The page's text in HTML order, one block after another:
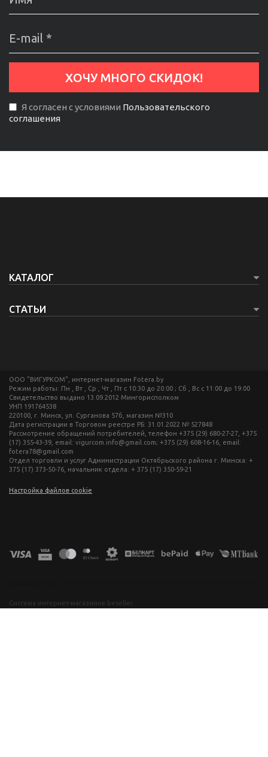
Я согласен с условиями Пользовательского
соглашения
КАТАЛОГ
СТАТЬИ
ООО "ВИГУРКОМ", интернет-магазин Fotera.by
Режим работы: Пн , Вт , Ср , Чт , Пт c 10:30 до 20:00 ; Сб , Вс c 11:00 до 19:00
Свидетельство выдано 13.09.2012 Мингорисполком
УНП 191764538
220100, г. Минск, ул. Сурганова 57б, магазин №310
Дата регистрации в Торговом реестре РБ: 31.01.2022 № 527848
Рассмотрение обращений потребителей, телефон +375 (29) 680-27-27, +375
(17) 355-43-39, email: vigurcom.info@gmail.com; +375 (29) 608-16-16, email:
fotera78@gmail.com
Отдел торговли и услуг Администрации Октябрьского района г. Минска: +
375 (17) 373-50-76, начальник отдела: + 375 (17) 350-59-21
Настройка файлов cookie
Система интернет-магазинов beseller